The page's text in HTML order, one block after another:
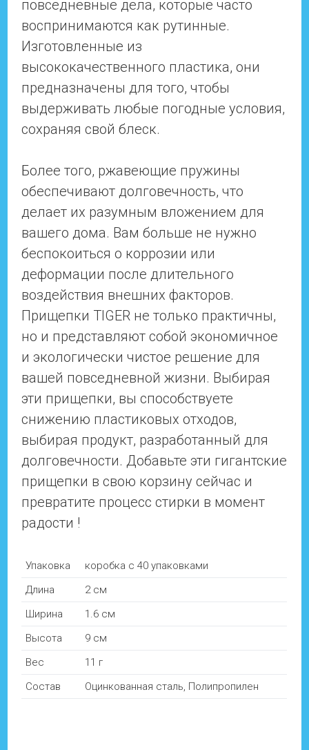
повседневные дела, которые часто
воспринимаются как рутинные.
Изготовленные из
высококачественного пластика, они
предназначены для того, чтобы
выдерживать любые погодные условия,
сохраняя свой блеск.
Более того, ржавеющие пружины
обеспечивают долговечность, что
делает их разумным вложением для
вашего дома. Вам больше не нужно
беспокоиться о коррозии или
деформации после длительного
воздействия внешних факторов.
Прищепки TIGER не только практичны,
но и представляют собой экономичное
и экологически чистое решение для
вашей повседневной жизни. Выбирая
эти прищепки, вы способствуете
снижению пластиковых отходов,
выбирая продукт, разработанный для
долговечности. Добавьте эти гигантские
прищепки в свою корзину сейчас и
превратите процесс стирки в момент
Упаковка
коробка с 40 упаковками
Длина
2 см
Ширина
1.6 см
Высота
9 см
Вес
11 г
Состав
Оцинкованная сталь, Полипропилен